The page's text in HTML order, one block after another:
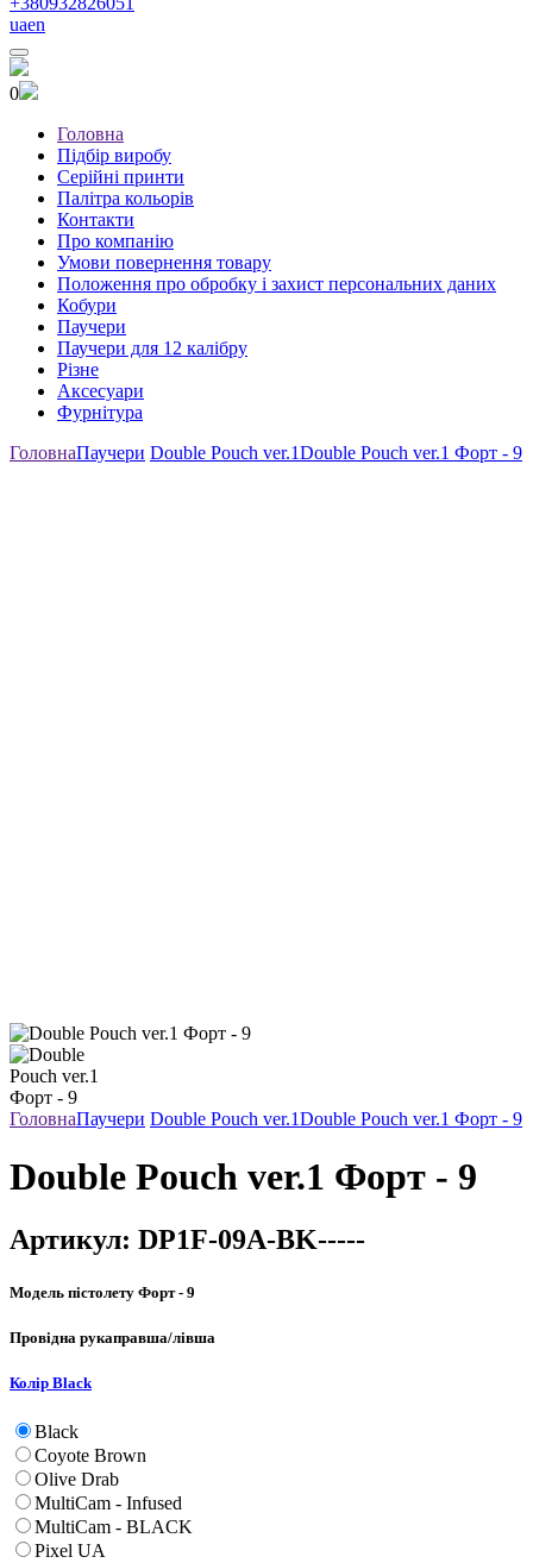
uaen
0
Головна
Підбір виробу
Серійні принти
Палітра кольорів
Контакти
Про компанію
Умови повернення товару
Положення про обробку і захист персональних даних
Кобури
Паучери
Паучери для 12 калібру
Різне
Аксесуари
Фурнітура
ГоловнаПаучери Double Pouch ver.1Double Pouch ver.1 Форт - 9
ГоловнаПаучери Double Pouch ver.1Double Pouch ver.1 Форт - 9
Double Pouch ver.1 Форт - 9
Артикул: DP1F-09A-BK-----
Модель пістолету Форт - 9
Провідна рукаправша/лівша
Колір Black
Black
Coyote Brown
Olive Drab
MultiCam - Infused
MultiCam - BLACK
Pixel UA